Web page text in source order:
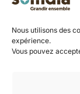
Nous utilisons des
expérience.
Vous pouvez